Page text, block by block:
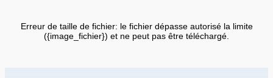
Erreur de taille de fichier: le fichier dépasse autorisé la limite
({image_fichier}) et ne peut pas être téléchargé.